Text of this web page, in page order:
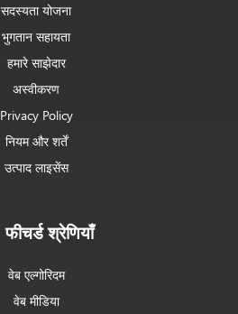
सदस्यता योजना
भुगतान सहायता
हमारे साझेदार
अस्वीकरण
Privacy Policy
नियम और शर्तें
उत्पाद लाइसेंस
फीचर्ड श्रेणियाँ
वेब एल्गोरिदम
वेब मीडिया